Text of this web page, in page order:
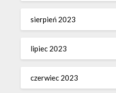
sierpień 2023
lipiec 2023
czerwiec 2023